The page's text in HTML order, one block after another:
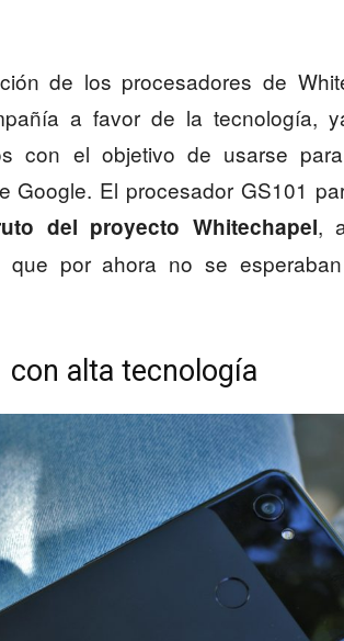
de los procesadores de
a favor de la tecnología,
con el objetivo de usarse
Google. El procesador GS101
del proyecto Whitechapel,
por ahora no se
con alta tecnología